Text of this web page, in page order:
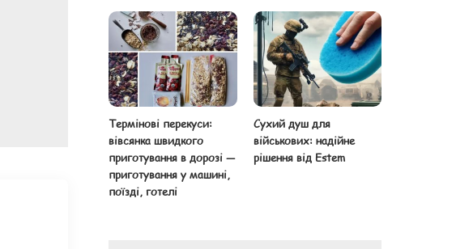
Термінові перекуси:
вівсянка швидкого
приготування в дорозі —
приготування у машині,
поїзді, готелі
Сухий душ для
військових: надійне
рішення від Estem